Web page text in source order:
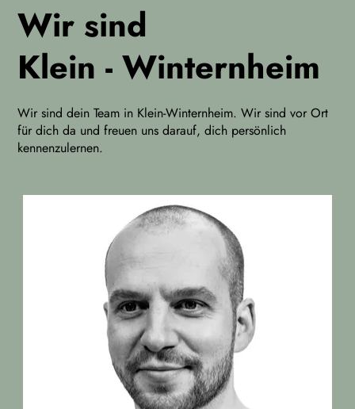
Wir sind
Klein - Winternheim
Wir sind dein Team in Klein-Winternheim. Wir sind vor Ort
für dich da und freuen uns darauf, dich persönlich
kennenzulernen.